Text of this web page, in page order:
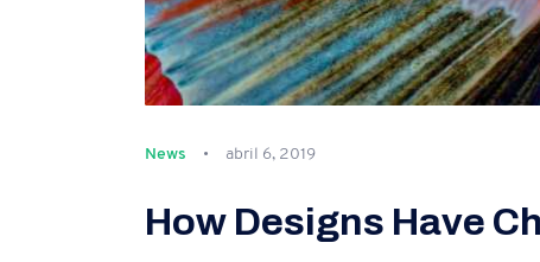
News abril 6, 2019
How Designs Have